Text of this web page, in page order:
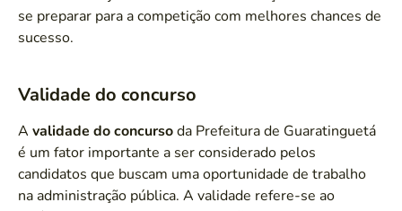
se preparar para a competição com melhores chances de
sucesso.
Validade do concurso
A validade do concursoda Prefeitura de Guaratinguetá
é um fator importante a ser considerado pelos
candidatos que buscam uma oportunidade de trabalho
na administração pública. A validade refere-se ao